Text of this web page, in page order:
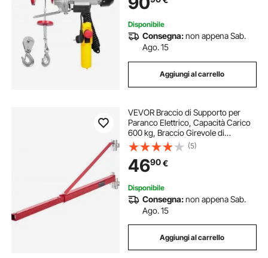
Disponibile
Consegna:non appena Sab.
Ago. 15
Aggiungi al carrello
VEVOR Braccio di Supporto per
Paranco Elettrico, Capacità Carico
600 kg, Braccio Girevole di
Supporto per Paranco Elettrico,
Braccio di Sollevamento per
Paranco da Officina, Garage
(5)
4690€
Disponibile
Consegna:non appena Sab.
Ago. 15
Aggiungi al carrello